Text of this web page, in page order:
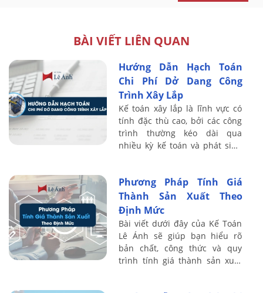
BÀI VIẾT LIÊN QUAN
Hướng Dẫn Hạch Toán
Chi Phí Dở Dang Công
Trình Xây Lắp
Kế toán xây lắp là lĩnh vực có
tính đặc thù cao, bởi các công
trình thường kéo dài qua
nhiều kỳ kế toán và phát sinh
phần giá ...
Phương Pháp Tính Giá
Thành Sản Xuất Theo
Định Mức
Bài viết dưới đây của Kế Toán
Lê Ánh sẽ giúp bạn hiểu rõ
bản chất, công thức và quy
trình tính giá thành sản xuất